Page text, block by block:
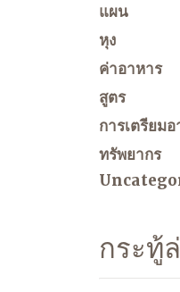
แผน
หุง
ค่าอาหาร
สูตร
การเตรียม
ทรัพยากร
กระทู้